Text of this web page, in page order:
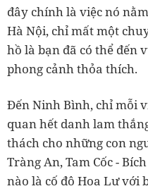
đây chính là việc nó
Hà Nội, chỉ mất một
hồ là bạn đã có thể đến
phong cảnh thỏa thích.
Đến Ninh Bình, chỉ mỗi
quan hết danh lam
thách cho những con
Tràng An, Tam Cốc -
nào là cố đô Hoa Lư với